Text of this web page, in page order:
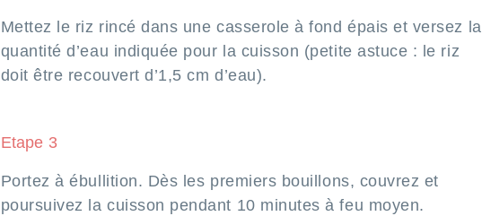
Mettez le riz rincé dans une casserole à fond épais et versez la
quantité d’eau indiquée pour la cuisson (petite astuce : le riz
doit être recouvert d’1,5 cm d’eau).
Etape 3
Portez à ébullition. Dès les premiers bouillons, couvrez et
poursuivez la cuisson pendant 10 minutes à feu moyen.